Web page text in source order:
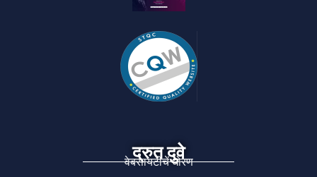
द्रुत दुवे
वेबसायटीचें धोरण